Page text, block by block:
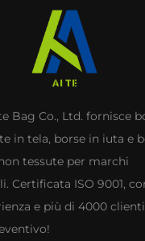
Bag Co., Ltd. fornisce
in tela, borse in iuta e
tessute per marchi
Certificata ISO 9001,
e più di 4000